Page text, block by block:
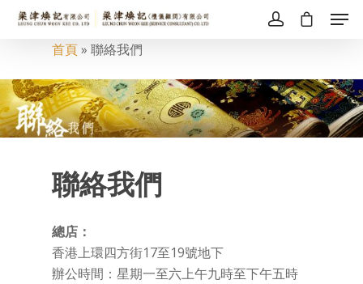
首頁» 聯絡我們
聯絡我們
總店：
香港上環四方街17至19號地下
辦公時間：星期一至六上午九時至下午五時